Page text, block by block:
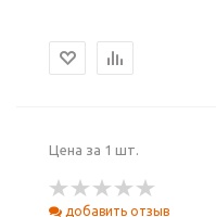
Цена за 1 шт.
добавить отзыв